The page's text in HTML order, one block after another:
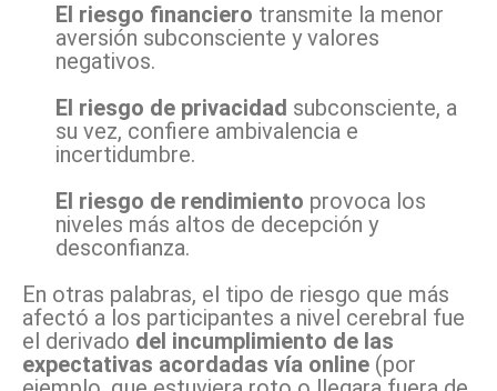
El riesgo financiero transmite la menor
aversión subconsciente y valores
negativos.
El riesgo de privacidad subconsciente, a
su vez, confiere ambivalencia e
incertidumbre.
El riesgo de rendimiento provoca los
niveles más altos de decepción y
desconfianza.
En otras palabras, el tipo de riesgo que más
afectó a los participantes a nivel cerebral fue
el derivado del incumplimiento de las
expectativas acordadas vía online (por